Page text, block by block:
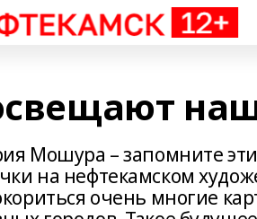
Мошура – запомните
на нефтекамском
очень многие